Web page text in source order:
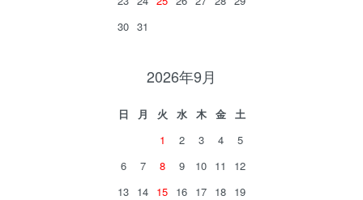
30 31
2026年9月
日 月 火 水 木 金
土
1
2 3 4
5
6
7 8 9 10 11
12
13 14 15 16 17 18 19